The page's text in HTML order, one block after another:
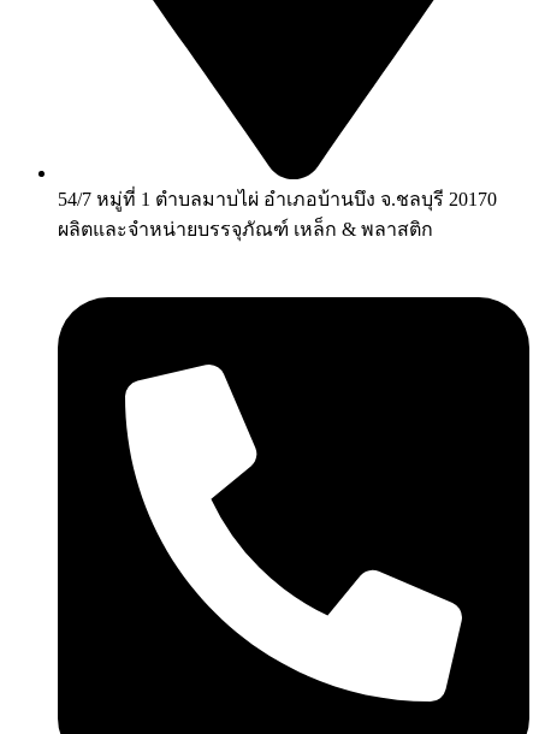
54/7 หมู่ที่ 1 ตำบลมาบไผ่ อำเภอบ้านบึง จ.ชลบุรี 20170
ผลิตและจำหน่ายบรรจุภัณฑ์ เหล็ก & พลาสติก